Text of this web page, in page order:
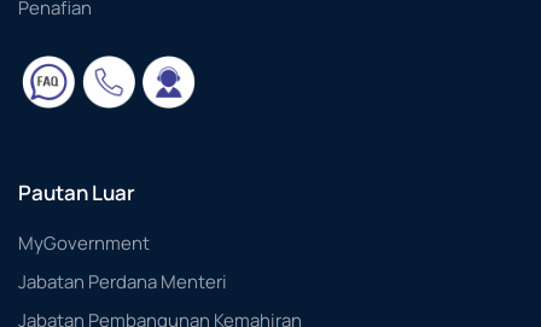
Penafian
Pautan Luar
MyGovernment
Jabatan Perdana Menteri
Jabatan Pembangunan Kemahiran